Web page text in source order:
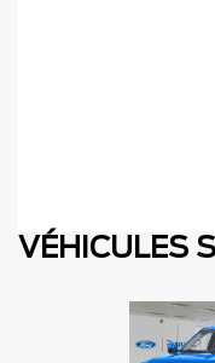
VÉHICULES